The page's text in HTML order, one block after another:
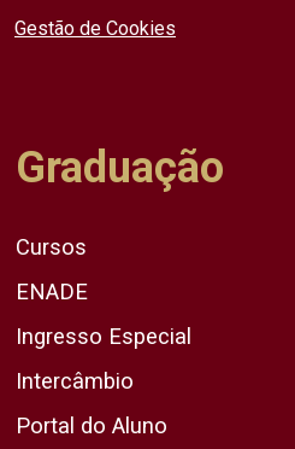
Gestão de Cookies
Graduação
Cursos
ENADE
Ingresso Especial
Intercâmbio
Portal do Aluno